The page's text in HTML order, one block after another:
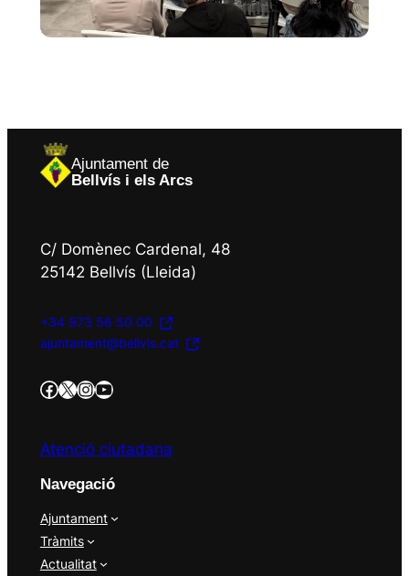
Ajuntament de
Bellvís i els Arcs
C/ Domènec Cardenal, 48
25142 Bellvís (Lleida)
+34 973 56 50 00
ajuntament@bellvis.cat
https://www.facebook.com/AjBellvisArcs/?locale=es_ES Twitter/X InstagramYouTube
Atenció ciutadana
Navegació
Ajuntament
Tràmits
Actualitat